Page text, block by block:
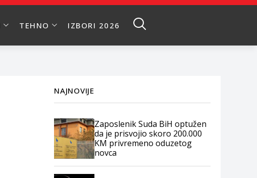
TEHNO IZBORI 2026
NAJNOVIJE
Zaposlenik Suda BiH optužen
da je prisvojio skoro 200.000
KM privremeno oduzetog
novca